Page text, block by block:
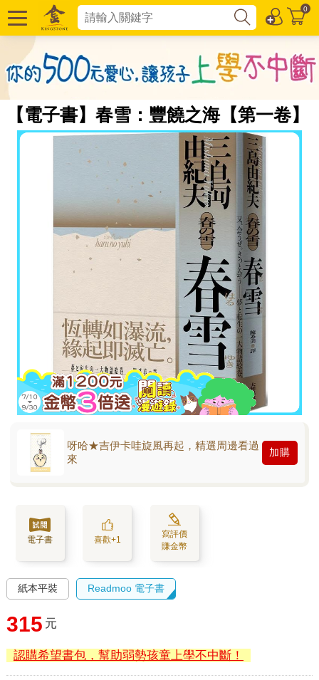
0
【電子書】春雪：豐饒之海【第一卷】
呀哈★吉伊卡哇旋風再起，精選周邊看過
來
加購
電子書 喜歡+1
寫評價
賺金幣
紙本平裝 Readmoo 電子書
315 元
認購希望書包，幫助弱勢孩童上學不中斷！